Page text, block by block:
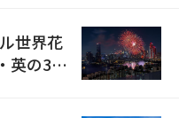
世界花
英の3カ